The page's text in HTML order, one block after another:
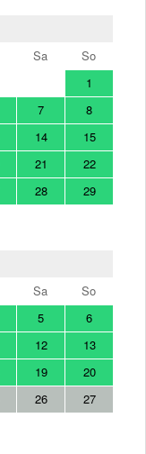
Sa
So
1
7
8
14
15
21
22
28
29
Sa
So
5
6
12
13
19
20
26
27